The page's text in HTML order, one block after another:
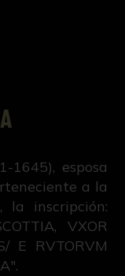
1645), esposa
a la
la inscripción:
VXOR
E RVTORVM